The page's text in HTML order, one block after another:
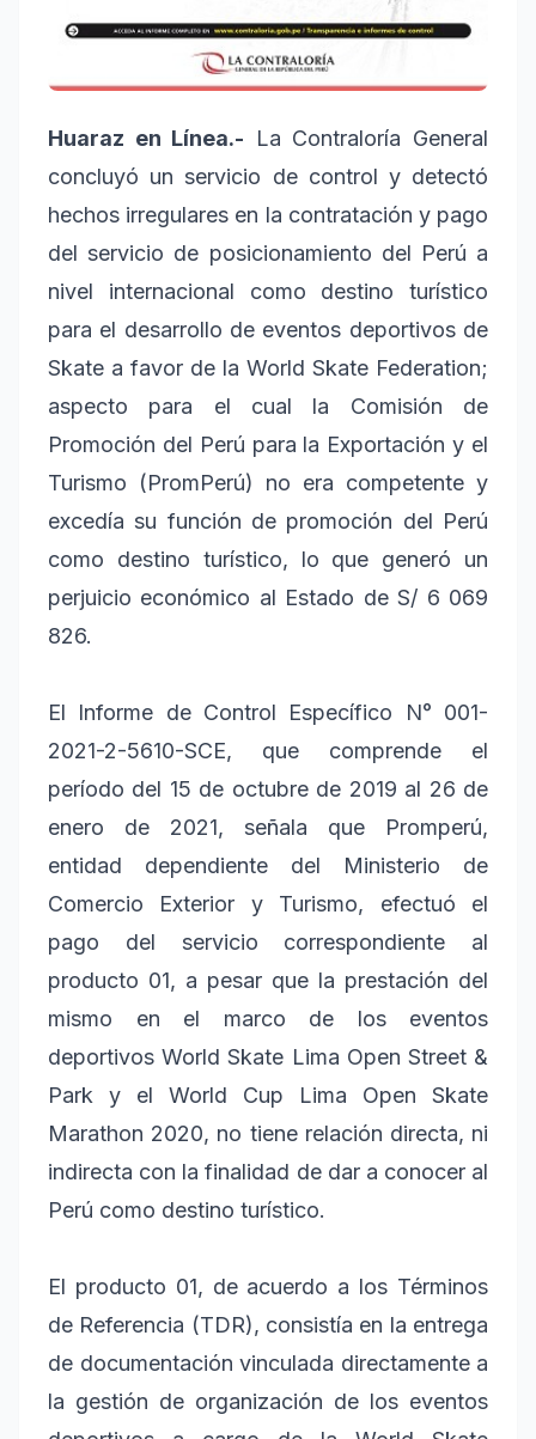
Huaraz en Línea.- La Contraloría General
concluyó un servicio de control y detectó
hechos irregulares en la contratación y pago
del servicio de posicionamiento del Perú a
nivel internacional como destino turístico
para el desarrollo de eventos deportivos de
Skate a favor de la World Skate Federation;
aspecto para el cual la Comisión de
Promoción del Perú para la Exportación y el
Turismo (PromPerú) no era competente y
excedía su función de promoción del Perú
como destino turístico, lo que generó un
perjuicio económico al Estado de S/ 6 069
826.
El Informe de Control Específico N° 001-
2021-2-5610-SCE, que comprende el
período del 15 de octubre de 2019 al 26 de
enero de 2021, señala que Promperú,
entidad dependiente del Ministerio de
Comercio Exterior y Turismo, efectuó el
pago del servicio correspondiente al
producto 01, a pesar que la prestación del
mismo en el marco de los eventos
deportivos World Skate Lima Open Street &
Park y el World Cup Lima Open Skate
Marathon 2020, no tiene relación directa, ni
indirecta con la finalidad de dar a conocer al
Perú como destino turístico.
El producto 01, de acuerdo a los Términos
de Referencia (TDR), consistía en la entrega
de documentación vinculada directamente a
la gestión de organización de los eventos